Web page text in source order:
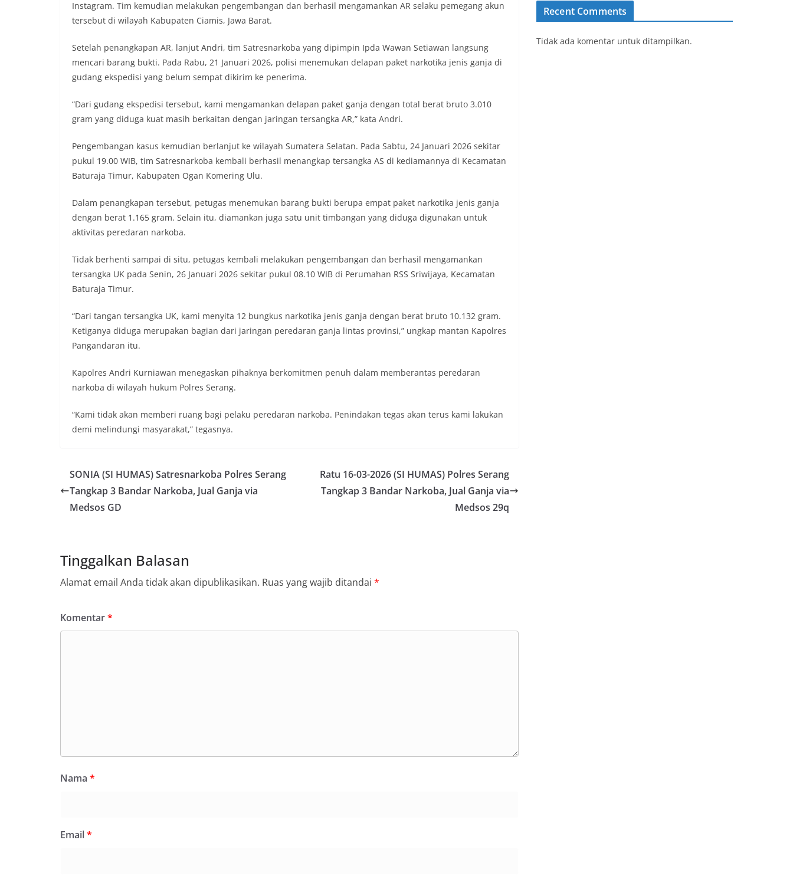
Instagram. Tim kemudian melakukan pengembangan dan berhasil mengamankan AR selaku pemegang akun
tersebut di wilayah Kabupaten Ciamis, Jawa Barat.
Setelah penangkapan AR, lanjut Andri, tim Satresnarkoba yang dipimpin Ipda Wawan Setiawan langsung
mencari barang bukti. Pada Rabu, 21 Januari 2026, polisi menemukan delapan paket narkotika jenis ganja di
gudang ekspedisi yang belum sempat dikirim ke penerima.
“Dari gudang ekspedisi tersebut, kami mengamankan delapan paket ganja dengan total berat bruto 3.010
gram yang diduga kuat masih berkaitan dengan jaringan tersangka AR,” kata Andri.
Pengembangan kasus kemudian berlanjut ke wilayah Sumatera Selatan. Pada Sabtu, 24 Januari 2026 sekitar
pukul 19.00 WIB, tim Satresnarkoba kembali berhasil menangkap tersangka AS di kediamannya di Kecamatan
Baturaja Timur, Kabupaten Ogan Komering Ulu.
Dalam penangkapan tersebut, petugas menemukan barang bukti berupa empat paket narkotika jenis ganja
dengan berat 1.165 gram. Selain itu, diamankan juga satu unit timbangan yang diduga digunakan untuk
aktivitas peredaran narkoba.
Tidak berhenti sampai di situ, petugas kembali melakukan pengembangan dan berhasil mengamankan
tersangka UK pada Senin, 26 Januari 2026 sekitar pukul 08.10 WIB di Perumahan RSS Sriwijaya, Kecamatan
Baturaja Timur.
“Dari tangan tersangka UK, kami menyita 12 bungkus narkotika jenis ganja dengan berat bruto 10.132 gram.
Ketiganya diduga merupakan bagian dari jaringan peredaran ganja lintas provinsi,” ungkap mantan Kapolres
Pangandaran itu.
Kapolres Andri Kurniawan menegaskan pihaknya berkomitmen penuh dalam memberantas peredaran
narkoba di wilayah hukum Polres Serang.
“Kami tidak akan memberi ruang bagi pelaku peredaran narkoba. Penindakan tegas akan terus kami lakukan
demi melindungi masyarakat,” tegasnya.
SONIA (SI HUMAS) Satresnarkoba Polres Serang
Tangkap 3 Bandar Narkoba, Jual Ganja via
Medsos GD
Ratu 16-03-2026 (SI HUMAS) Polres Serang
Tangkap 3 Bandar Narkoba, Jual Ganja via
Medsos 29q
Tinggalkan Balasan
Alamat email Anda tidak akan dipublikasikan. Ruas yang wajib ditandai *
Komentar*
Nama *
Email*
Recent Comments
Tidak ada komentar untuk ditampilkan.